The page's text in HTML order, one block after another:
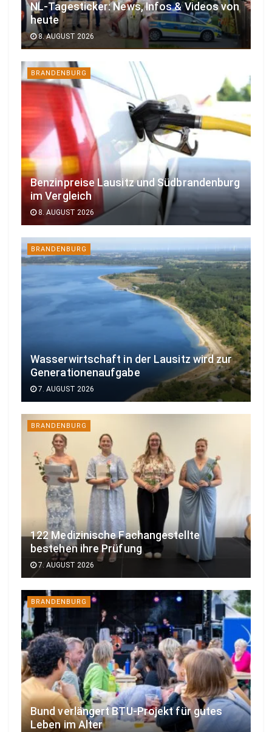
NL-Tagesticker: News, Infos & Videos von
heute
8. AUGUST 2026
BRANDENBURG
Benzinpreise Lausitz und Südbrandenburg
im Vergleich
8. AUGUST 2026
BRANDENBURG
Wasserwirtschaft in der Lausitz wird zur
Generationenaufgabe
7. AUGUST 2026
BRANDENBURG
122 Medizinische Fachangestellte
bestehen ihre Prüfung
7. AUGUST 2026
BRANDENBURG
Bund verlängert BTU-Projekt für gutes
Leben im Alter